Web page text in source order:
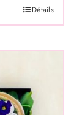
Détails